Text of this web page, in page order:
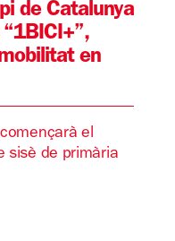
de Catalunya
en
el
sisè de primària